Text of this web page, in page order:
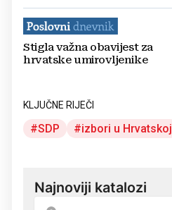
Stigla važna obavijest za
hrvatske umirovljenike
KLJUČNE RIJEČI
SDP izbori u Hrvatskoj